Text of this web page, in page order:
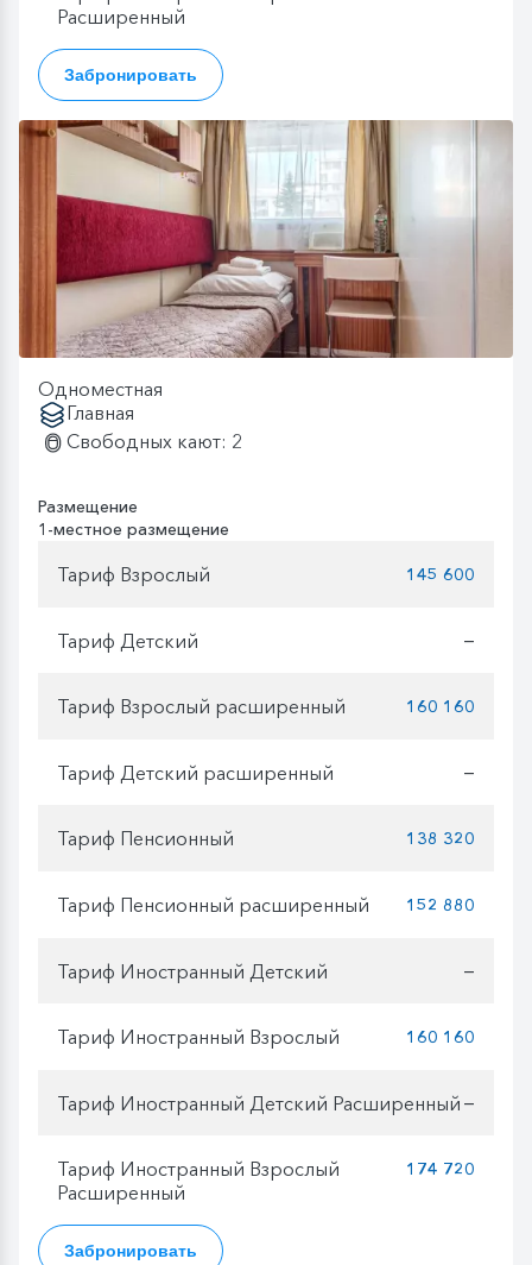
Расширенный
Забронировать
Одноместная
Главная
Свободных кают: 2
Размещение
1-местное размещение
Тариф Взрослый 145 600
Тариф Детский —
Тариф Взрослый расширенный 160 160
Тариф Детский расширенный —
Тариф Пенсионный 138 320
Тариф Пенсионный расширенный 152 880
Тариф Иностранный Детский —
Тариф Иностранный Взрослый 160 160
Тариф Иностранный Детский Расширенный —
Тариф Иностранный Взрослый
Расширенный
174 720
Забронировать